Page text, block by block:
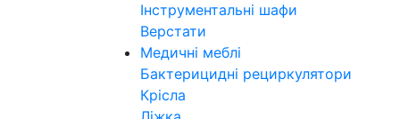
Інструментальні шафи
Верстати
Медичні меблі
Бактерицидні рециркулятори
Крісла